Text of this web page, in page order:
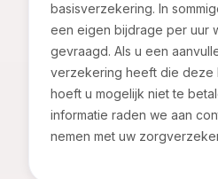
basisverzekering. In
een eigen bijdrage per uur
gevraagd. Als u een
verzekering heeft die deze
hoeft u mogelijk niet te
informatie raden we aan
nemen met uw